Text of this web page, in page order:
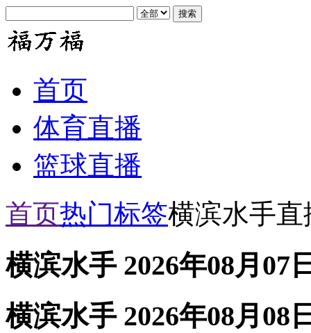
首页
体育直播
篮球直播
首页热门标签横滨水手直
横滨水手 2026年08月07
横滨水手 2026年08月08